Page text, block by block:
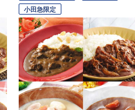
小田急限定